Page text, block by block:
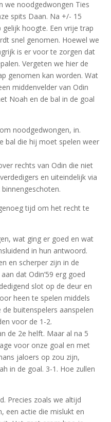
we noodgedwongen Ties
spits Daan. Na +/- 15
hoogte. Een vrije trap
snel genomen. Hoewel we
is er voor te zorgen dat
Vergeten we hier de
genomen kan worden. Wat
middenvelder van Odin
Noah en de bal in de goal
noodgedwongen, in.
bal die hij moet spelen weer
rechts van Odin die niet
en uiteindelijk via
tijd om het recht te
wat ging er goed en wat
in hun antwoord.
en scherper zijn in de
dat Odin’59 erg goed
slot op de deur en
heen te spelen middels
buitenspelers aanspelen
voor de 1-2.
de 2e helft. Maar al na 5
voor onze goal en met
jaloers op zou zijn,
in de goal. 3-1. Hoe zullen
Precies zoals we altijd
een actie die mislukt en